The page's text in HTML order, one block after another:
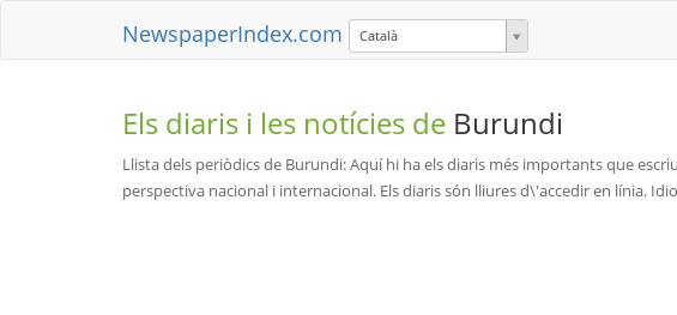
NewspaperIndex.com Català
Els diaris i les notícies de Burundi
Llista dels periòdics de Burundi: Aquí hi ha els diaris més importants que
perspectiva nacional i internacional. Els diaris són lliures d\'accedir en línia.